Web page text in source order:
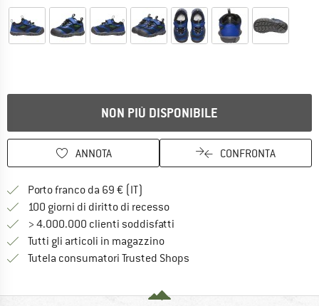
NON PIÙ DISPONIBILE
ANNOTA CONFRONTA
Porto franco da 69 € (IT)
100 giorni di diritto di recessoVai alla politica di recesso qui
> 4.000.000 clienti soddisfatti
Tutti gli articoli in magazzino
Tutela consumatori Trusted Shops